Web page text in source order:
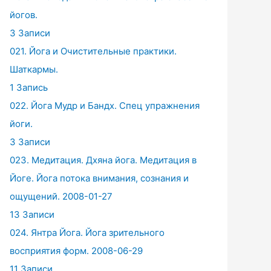
йогов.
3 Записи
021. Йога и Очистительные практики.
Шаткармы.
1 Запись
022. Йога Мудр и Бандх. Спец упражнения
йоги.
3 Записи
023. Медитация. Дхяна йога. Медитация в
Йоге. Йога потока внимания, сознания и
ощущений. 2008-01-27
13 Записи
024. Янтра Йога. Йога зрительного
восприятия форм. 2008-06-29